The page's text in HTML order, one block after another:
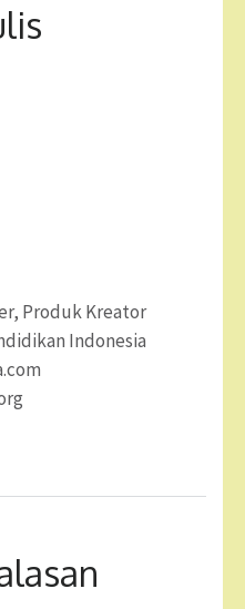
Produk Kreator
Indonesia